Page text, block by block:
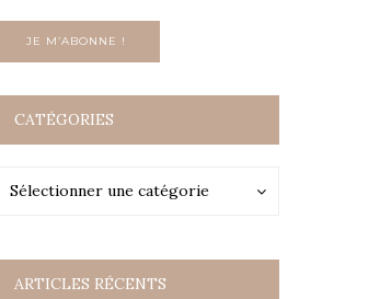
CATÉGORIES
Sélectionner une catégorie
Catégories
ARTICLES RÉCENTS